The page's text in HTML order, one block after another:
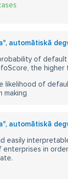
automātiskā
of
the higher
likelihood of
making
automātiskā
easily
enterprises in